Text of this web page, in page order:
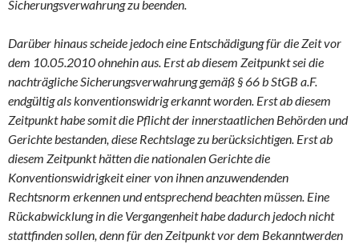
Sicherungsverwahrung zu beenden.
Darüber hinaus scheide jedoch eine Entschädigung für die Zeit vor
dem 10.05.2010 ohnehin aus. Erst ab diesem Zeitpunkt sei die
nachträgliche Sicherungsverwahrung gemäß § 66 b StGB a.F.
endgültig als konventionswidrig erkannt worden. Erst ab diesem
Zeitpunkt habe somit die Pflicht der innerstaatlichen Behörden und
Gerichte bestanden, diese Rechtslage zu berücksichtigen. Erst ab
diesem Zeitpunkt hätten die nationalen Gerichte die
Konventionswidrigkeit einer von ihnen anzuwendenden
Rechtsnorm erkennen und entsprechend beachten müssen. Eine
Rückabwicklung in die Vergangenheit habe dadurch jedoch nicht
stattfinden sollen, denn für den Zeitpunkt vor dem Bekanntwerden